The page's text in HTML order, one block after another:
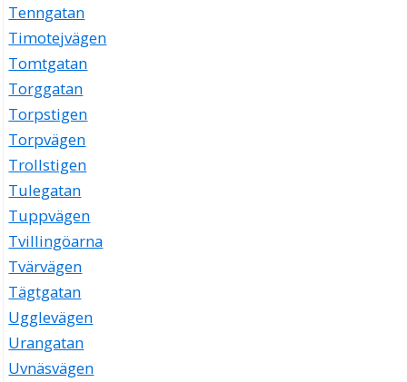
Tenngatan
Timotejvägen
Tomtgatan
Torggatan
Torpstigen
Torpvägen
Trollstigen
Tulegatan
Tuppvägen
Tvillingöarna
Tvärvägen
Tägtgatan
Ugglevägen
Urangatan
Uvnäsvägen